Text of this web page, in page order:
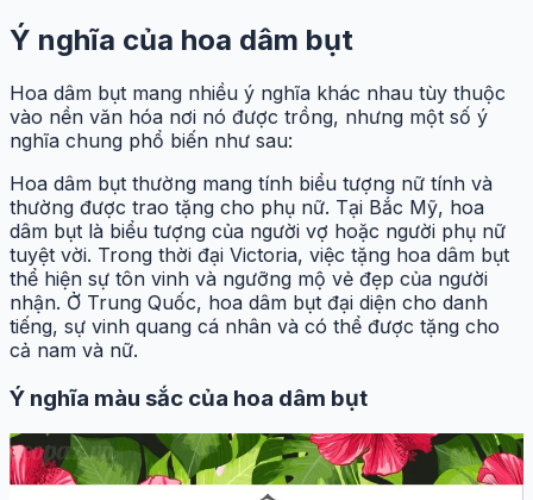
Ý nghĩa của hoa dâm bụt
Hoa dâm bụt mang nhiều ý nghĩa khác nhau tùy thuộc
vào nền văn hóa nơi nó được trồng, nhưng một số ý
nghĩa chung phổ biến như sau:
Hoa dâm bụt thường mang tính biểu tượng nữ tính và
thường được trao tặng cho phụ nữ. Tại Bắc Mỹ, hoa
dâm bụt là biểu tượng của người vợ hoặc người phụ nữ
tuyệt vời. Trong thời đại Victoria, việc tặng hoa dâm bụt
thể hiện sự tôn vinh và ngưỡng mộ vẻ đẹp của người
nhận. Ở Trung Quốc, hoa dâm bụt đại diện cho danh
tiếng, sự vinh quang cá nhân và có thể được tặng cho
cả nam và nữ.
Ý nghĩa màu sắc của hoa dâm bụt